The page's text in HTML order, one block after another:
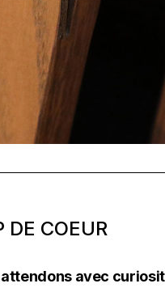
DE COEUR
attendons avec